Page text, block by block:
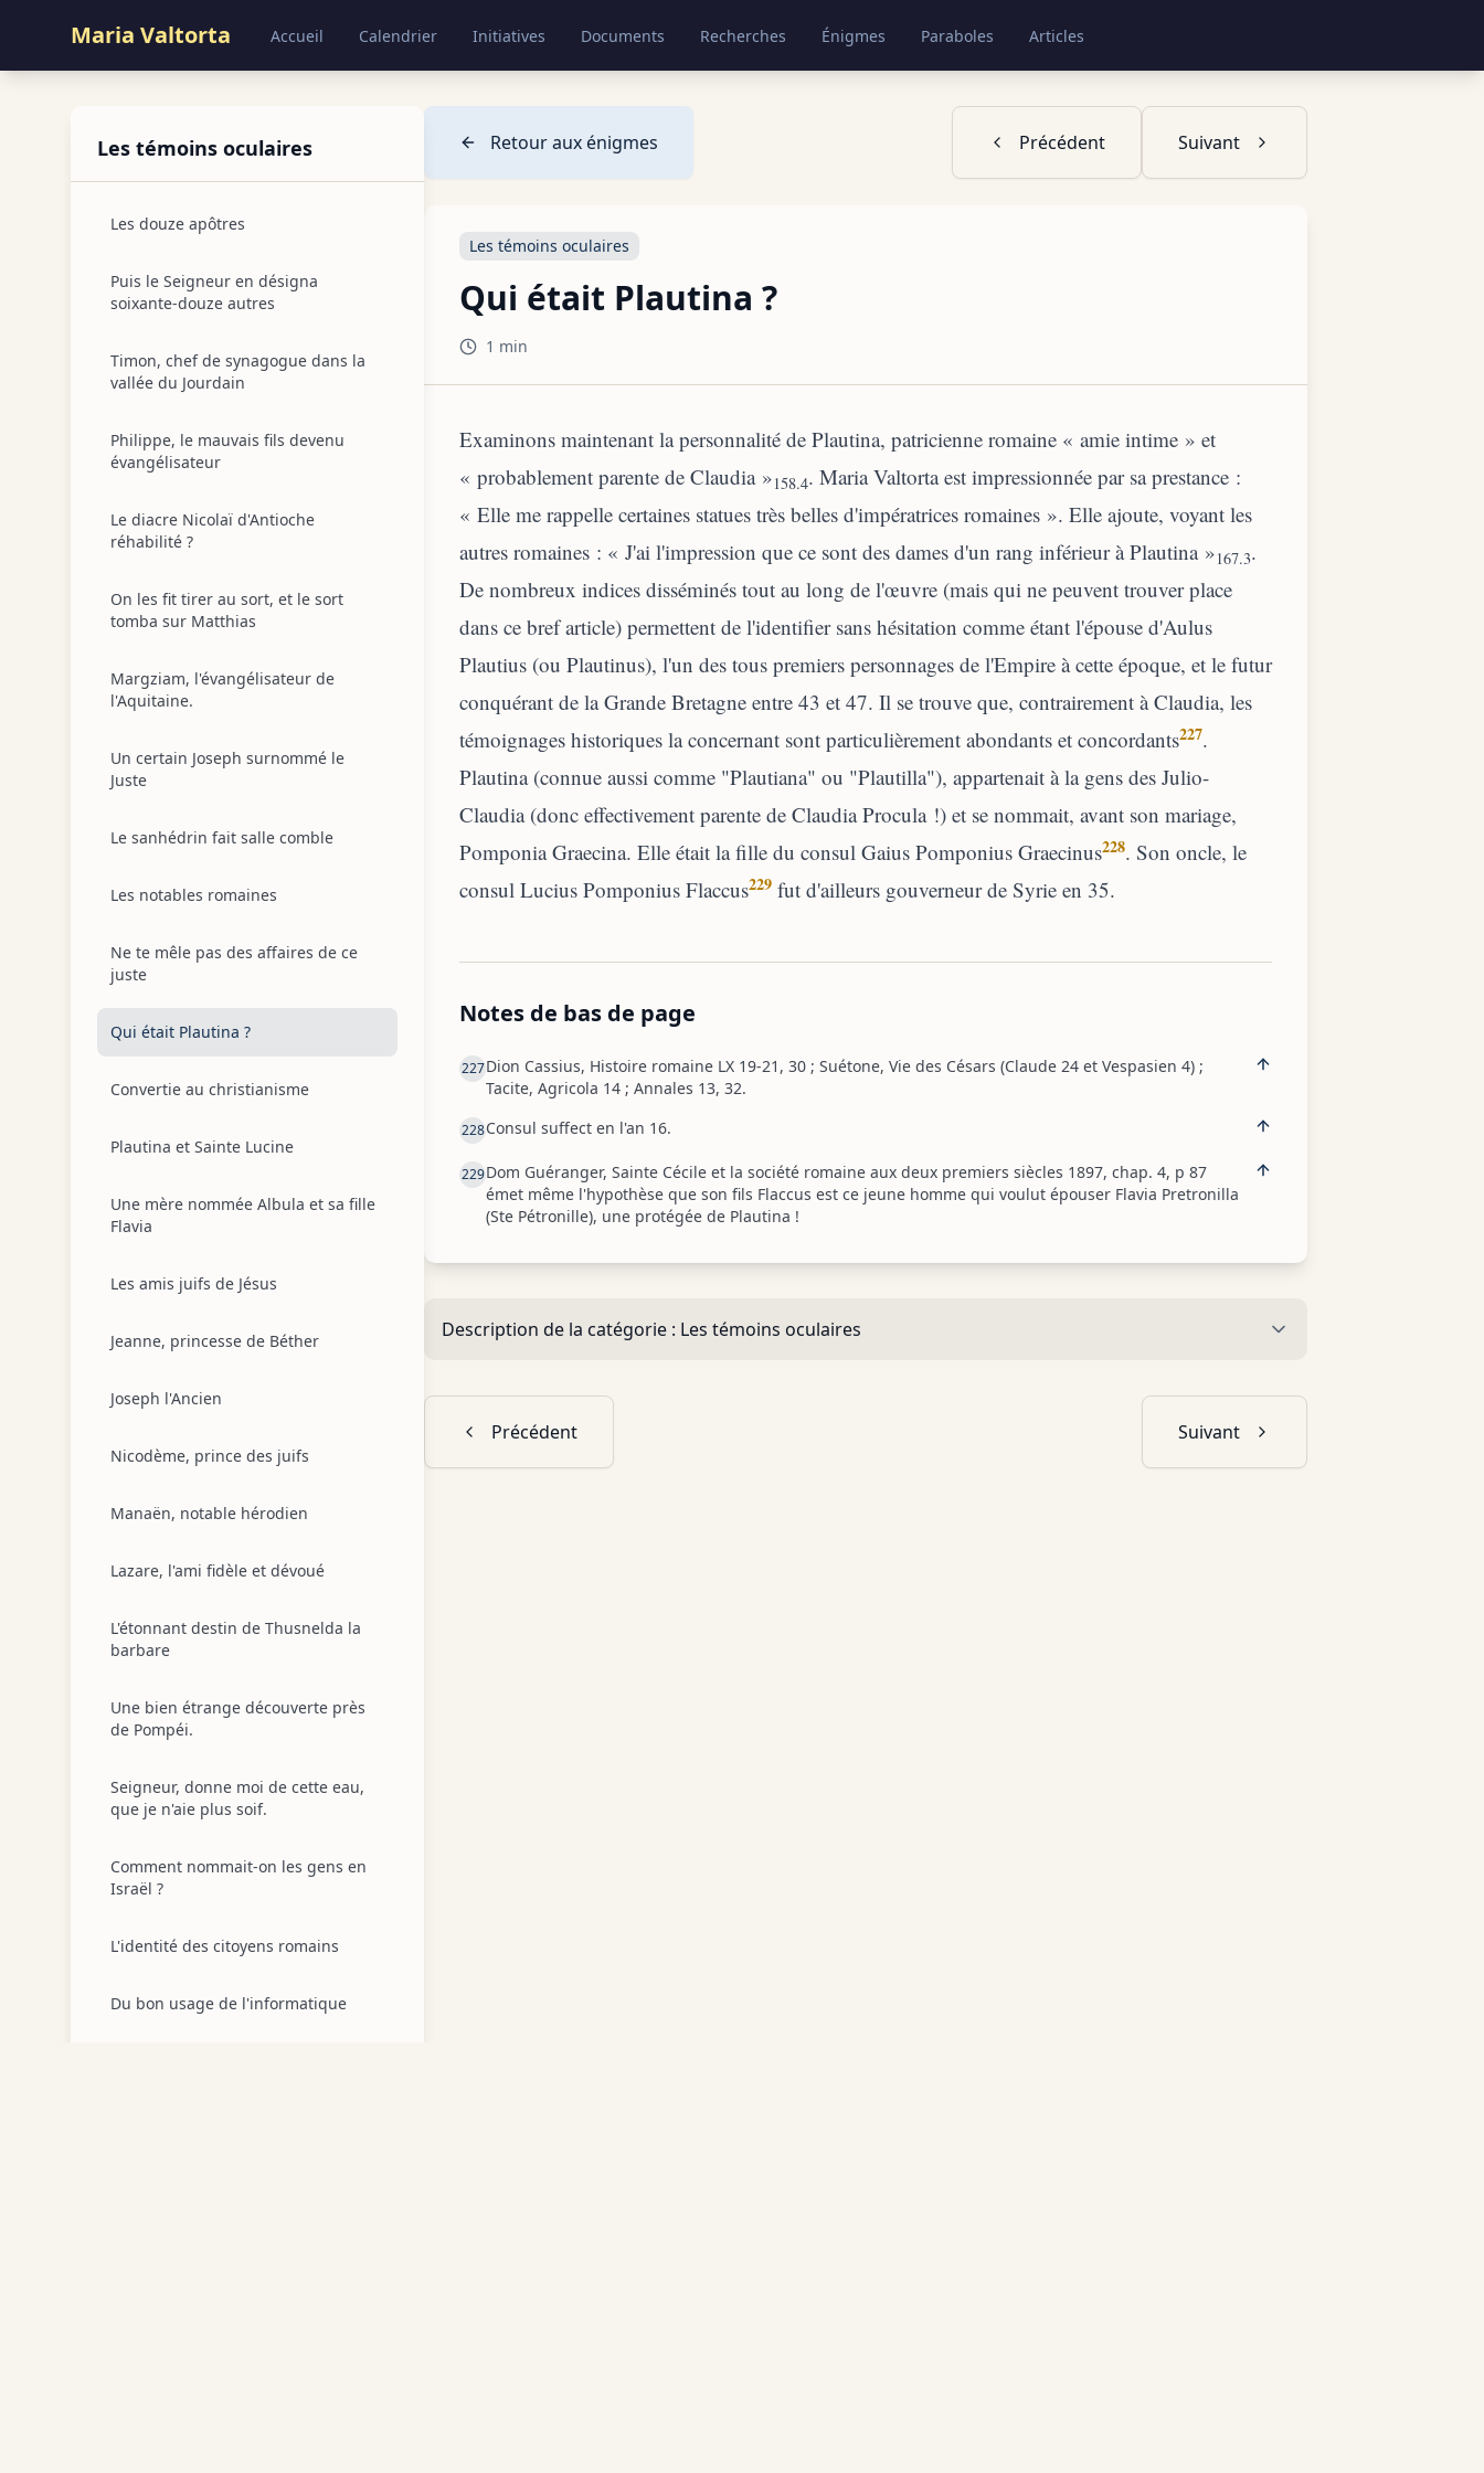
Maria Valtorta Accueil Calendrier Initiatives Documents Recherches Énigmes Paraboles Articles
Les témoins oculaires
Les douze apôtres
Puis le Seigneur en désigna
soixante-douze autres
Timon, chef de synagogue dans la
vallée du Jourdain
Philippe, le mauvais fils devenu
évangélisateur
Le diacre Nicolaï d'Antioche
réhabilité ?
On les fit tirer au sort, et le sort
tomba sur Matthias
Margziam, l'évangélisateur de
l'Aquitaine.
Un certain Joseph surnommé le
Juste
Le sanhédrin fait salle comble
Les notables romaines
Ne te mêle pas des affaires de ce
juste
Qui était Plautina ?
Convertie au christianisme
Plautina et Sainte Lucine
Une mère nommée Albula et sa fille
Flavia
Les amis juifs de Jésus
Jeanne, princesse de Béther
Joseph l'Ancien
Nicodème, prince des juifs
Manaën, notable hérodien
Lazare, l'ami fidèle et dévoué
L'étonnant destin de Thusnelda la
barbare
Une bien étrange découverte près
de Pompéi.
Seigneur, donne moi de cette eau,
que je n'aie plus soif.
Comment nommait-on les gens en
Israël ?
L'identité des citoyens romains
Du bon usage de l'informatique
Retour aux énigmes Précédent Suivant
Les témoins oculaires
Qui était Plautina ?
1 min
Examinons maintenant la personnalité de Plautina, patricienne romaine « amie intime » et
« probablement parente de Claudia »158.4. Maria Valtorta est impressionnée par sa prestance :
« Elle me rappelle certaines statues très belles d'impératrices romaines ». Elle ajoute, voyant les
autres romaines : « J'ai l'impression que ce sont des dames d'un rang inférieur à Plautina »167.3.
De nombreux indices disséminés tout au long de l'œuvre (mais qui ne peuvent trouver place
dans ce bref article) permettent de l'identifier sans hésitation comme étant l'épouse d'Aulus
Plautius (ou Plautinus), l'un des tous premiers personnages de l'Empire à cette époque, et le futur
conquérant de la Grande Bretagne entre 43 et 47. Il se trouve que, contrairement à Claudia, les
témoignages historiques la concernant sont particulièrement abondants et concordants227.
Plautina (connue aussi comme "Plautiana" ou "Plautilla"), appartenait à la gens des Julio-
Claudia (donc effectivement parente de Claudia Procula !) et se nommait, avant son mariage,
Pomponia Graecina. Elle était la fille du consul Gaius Pomponius Graecinus228. Son oncle, le
consul Lucius Pomponius Flaccus229 fut d'ailleurs gouverneur de Syrie en 35.
Notes de bas de page
227Dion Cassius, Histoire romaine LX 19-21, 30 ; Suétone, Vie des Césars (Claude 24 et Vespasien 4) ;
Tacite, Agricola 14 ; Annales 13, 32.
228Consul suffect en l'an 16.
229Dom Guéranger, Sainte Cécile et la société romaine aux deux premiers siècles 1897, chap. 4, p 87
émet même l'hypothèse que son fils Flaccus est ce jeune homme qui voulut épouser Flavia Pretronilla
(Ste Pétronille), une protégée de Plautina !
Description de la catégorie : Les témoins oculaires
Précédent Suivant